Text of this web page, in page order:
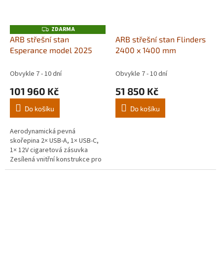
Z
D
A
R
ZDARMA
ARB střešní stan
Esperance model 2025
Obvykle 7 - 10 dní
101 960 Kč
Do košíku
Aerodynamická pevná
skořepina 2× USB-A, 1× USB-C,
1× 12V cigaretová zásuvka
Zesílená vnitřní konstrukce pro
delší životnost i v extrémních
ARB střešní stan Flinders
2400 x 1400 mm
Obvykle 7 - 10 dní
51 850 Kč
Do košíku